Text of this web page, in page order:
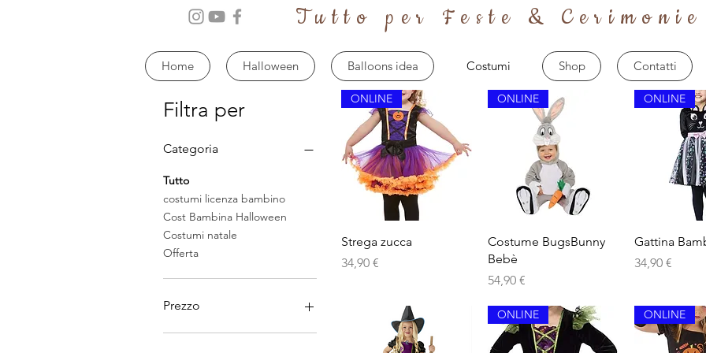
Tutto per Feste & Cerimonie
Home Halloween Balloons idea Costumi Shop Contatti
Filtra per
Categoria
Tutto
costumi licenza bambino
Cost Bambina Halloween
Costumi natale
Offerta
Prezzo
Vista rapida
ONLINE
Strega zucca
Prezzo
34,90 €
Vista rapida
ONLINE
Costume BugsBunny
Bebè
Prezzo
54,90 €
Vista
ONLINE
Gattina
Prezzo
34,90 €
ONLINE ONLINE